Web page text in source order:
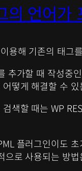
언어가
용해 기존의 태그
추가할 때 작성
떻게 해결할 수
색할 때는 WP
플러그인이도
로 사용되는 방